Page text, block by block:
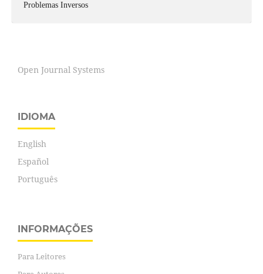
Problemas Inversos
Open Journal Systems
IDIOMA
English
Español
Português
INFORMAÇÕES
Para Leitores